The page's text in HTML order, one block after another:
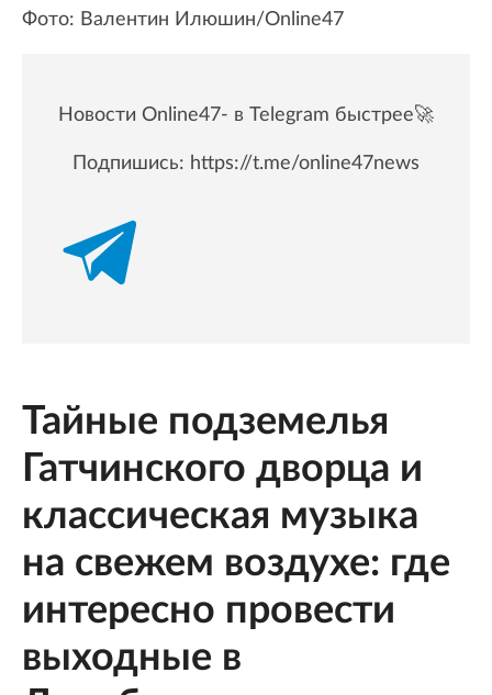
Фото: Валентин Илюшин/Online47
Новости Online47- в Telegram быстрее🚀
Подпишись: https://t.me/online47news
Тайные подземелья
Гатчинского дворца и
классическая музыка
на свежем воздухе: где
интересно провести
выходные в